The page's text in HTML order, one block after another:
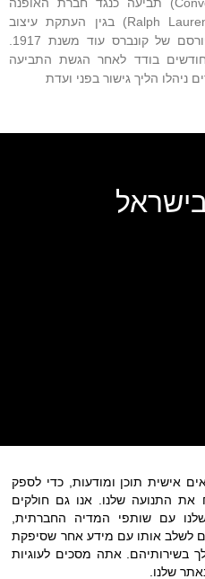
ראלף לורן (Ralph Lauren) בגין העתקת עיצוב
בודד לאחר הגשת התביעה
ניהלו הליך גישור בפני ועדת
אישית תוכן ומודעות, כדי לספק
את התנועה שלנו. אנו גם חולקים
עם שותפי המדיה החברתית,
לשלב אותו עם מידע אחר שסיפקת
אתה מסכים לעוגיות
שלנו.